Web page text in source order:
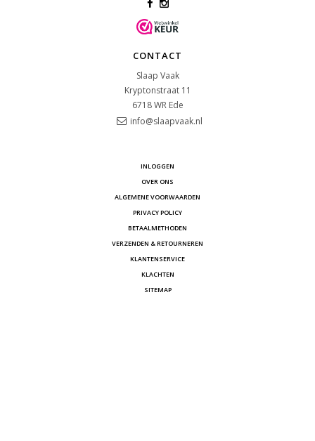
CONTACT
Slaap Vaak
Kryptonstraat 11
6718 WR Ede
info@slaapvaak.nl
INLOGGEN
OVER ONS
ALGEMENE VOORWAARDEN
PRIVACY POLICY
BETAALMETHODEN
VERZENDEN & RETOURNEREN
KLANTENSERVICE
KLACHTEN
SITEMAP